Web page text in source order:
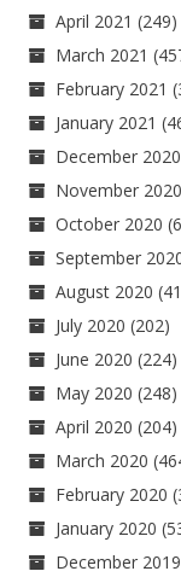
April 2021 (249)
March 2021
February 2021
January 2021
December 2020
November 2020
October 2020
September
August 2020
July 2020 (202)
June 2020 (224)
May 2020 (248)
April 2020 (204)
March 2020
February 2020
January 2020
December 2019